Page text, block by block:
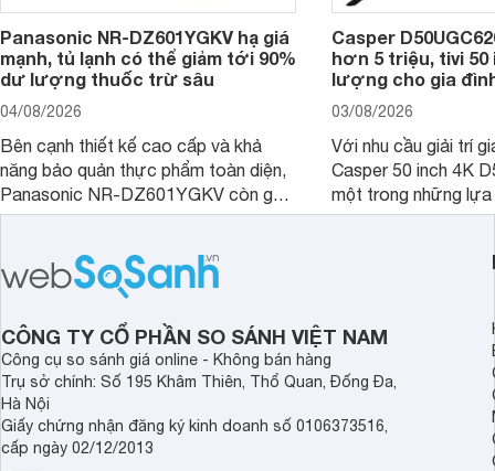
Panasonic NR-DZ601YGKV hạ giá
mạnh, tủ lạnh có thể giảm tới 90%
dư lượng thuốc trừ sâu
04/08/2026
Bên cạnh thiết kế cao cấp và khả
năng bảo quản thực phẩm toàn diện,
Panasonic NR-DZ601YGKV còn gây
chú ý với công nghệ Nanoe™ X độc
năng giảm tới 90% dư lượng thuốc
trừ sâu còn tồn đọng trên thực phẩm.
Casper
hơn 5 triệu, tivi 50
lượng cho gia
03/08/2026
Với nhu cầu giải trí
Casper 50 inch 4K
một trong những lựa
trong phân khúc nhờ
thống bán lẻ điều
CÔNG TY CỔ PHẦN SO SÁNH VIỆT NAM
Công cụ so sánh giá online - Không bán hàng
Trụ sở chính: Số 195 Khâm Thiên, Thổ Quan, Đống Đa,
Hà Nội
Giấy chứng nhận đăng ký kinh doanh số 0106373516,
cấp ngày 02/12/2013